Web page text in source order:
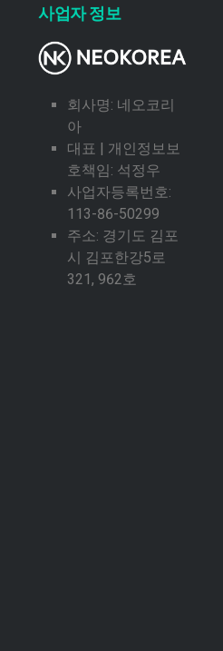
사업자 정보
회사명: 네오코리
아
대표 | 개인정보보
호책임: 석정우
사업자등록번호:
113-86-50299
주소: 경기도 김포
시 김포한강5로
321, 962호